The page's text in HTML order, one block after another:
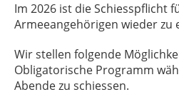
Im 2026 ist die Schiesspflicht
Armeeangehörigen wieder zu
Wir stellen folgende
Obligatorische Programm
Abende zu schiessen.